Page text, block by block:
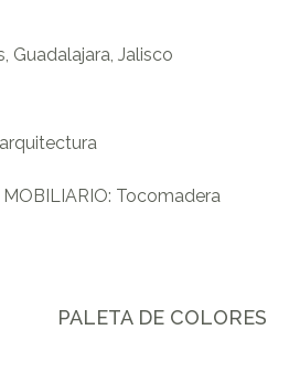
Guadalajara, Jalisco
Tocomadera
PALETA DE COLORES